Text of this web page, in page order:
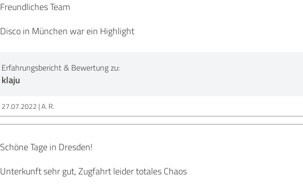
Freundliches Team
Disco in München war ein Highlight
Erfahrungsbericht & Bewertung zu:
klaju
27.07.2022 A. R.
Schöne Tage in Dresden!
Unterkunft sehr gut, Zugfahrt leider totales Chaos